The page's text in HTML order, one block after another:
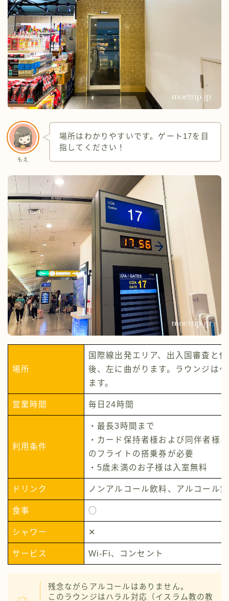
もえ
場所はわかりやすいです。ゲート17を目
指してください！
場所
国際線出発エリア、出入国審査と
後、左に曲がります。ラウンジは
ます。
営業時間 毎日24時間
利用条件
・最長3時間まで
・カード保持者様および同伴者様
のフライトの搭乗券が必要
・5歳未満のお子様は入室無料
ドリンク ノンアルコール飲料、アルコール
食事 ◯
シャワー ✕
サービス Wi-Fi、コンセント
残念ながらアルコールはありません。
このラウンジはハラル対応（イスラム教の教